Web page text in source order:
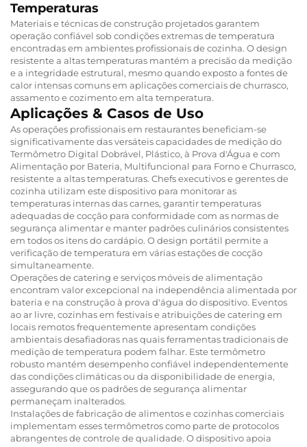
Temperaturas
Materiais e técnicas de construção projetados garantem
operação confiável sob condições extremas de temperatura
encontradas em ambientes profissionais de cozinha. O design
resistente a altas temperaturas mantém a precisão da medição
e a integridade estrutural, mesmo quando exposto a fontes de
calor intensas comuns em aplicações comerciais de churrasco,
assamento e cozimento em alta temperatura.
Aplicações & Casos de Uso
As operações profissionais em restaurantes beneficiam-se
significativamente das versáteis capacidades de medição do
Termômetro Digital Dobrável, Plástico, à Prova d'Água e com
Alimentação por Bateria, Multifuncional para Forno e Churrasco,
resistente a altas temperaturas. Chefs executivos e gerentes de
cozinha utilizam este dispositivo para monitorar as
temperaturas internas das carnes, garantir temperaturas
adequadas de cocção para conformidade com as normas de
segurança alimentar e manter padrões culinários consistentes
em todos os itens do cardápio. O design portátil permite a
verificação de temperatura em várias estações de cocção
simultaneamente.
Operações de catering e serviços móveis de alimentação
encontram valor excepcional na independência alimentada por
bateria e na construção à prova d'água do dispositivo. Eventos
ao ar livre, cozinhas em festivais e atribuições de catering em
locais remotos frequentemente apresentam condições
ambientais desafiadoras nas quais ferramentas tradicionais de
medição de temperatura podem falhar. Este termômetro
robusto mantém desempenho confiável independentemente
das condições climáticas ou da disponibilidade de energia,
assegurando que os padrões de segurança alimentar
permaneçam inalterados.
Instalações de fabricação de alimentos e cozinhas comerciais
implementam esses termômetros como parte de protocolos
abrangentes de controle de qualidade. O dispositivo apoia